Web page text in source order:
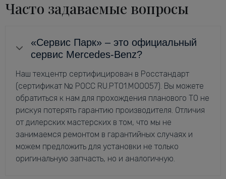
Часто задаваемые вопросы
«Сервис Парк» – это официальный
сервис Mercedes-Benz?
Наш техцентр сертифицирован в Росстандарт
(сертификат № РОСС RU.РТ01.М00057). Вы можете
обратиться к нам для прохождения планового ТО не
рискуя потерять гарантию производителя. Отличия
от дилерских мастерских в том, что мы не
занимаемся ремонтом в гарантийных случаях и
можем предложить для установки не только
оригинальную запчасть, но и аналогичную.